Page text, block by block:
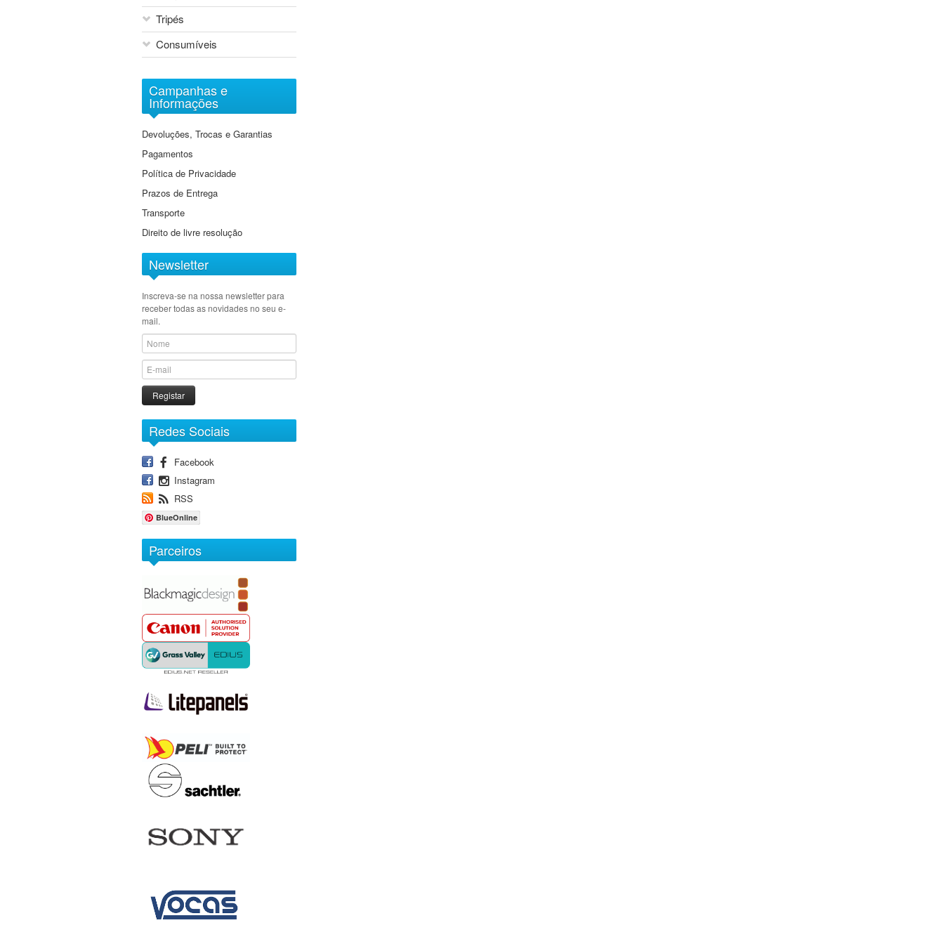
Cine Lenses
Tilt & Shift
Extensores
Objectivas EF-M
Grande Angular
Standard
Standard Zoom
Tele Zoom
Tripés
Consumíveis
Arquivo Digital Sony
DVD
Baterias
Cartões de Memória
Cassetes
Campanhas e
Informações
Devoluções, Trocas e Garantias
Pagamentos
Política de Privacidade
Prazos de Entrega
Transporte
Direito de livre resolução
Newsletter
Inscreva-se na nossa newsletter para
receber todas as novidades no seu e-
mail.
Registar
Redes Sociais
Facebook
Instagram
RSS
BlueOnline
Parceiros